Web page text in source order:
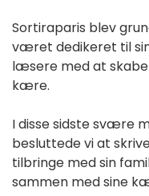
Sortiraparis blev
været dedikeret til
læsere med at
kære.
I disse sidste svære
besluttede vi at
tilbringe med sin
sammen med sine